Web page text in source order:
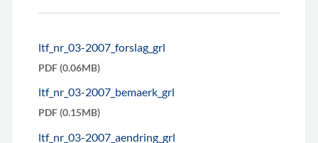
ltf_nr_03-2007_forslag_grl
PDF (0.06MB)
ltf_nr_03-2007_bemaerk_grl
PDF (0.15MB)
ltf_nr_03-2007_aendring_grl